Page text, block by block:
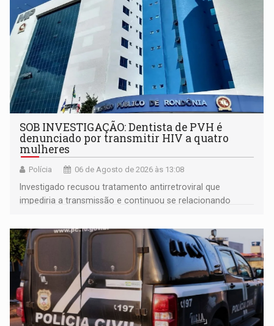
SOB INVESTIGAÇÃO: Dentista de PVH é
denunciado por transmitir HIV a quatro
mulheres
Polícia 06 de Agosto de 2026 às 13:08
Investigado recusou tratamento antirretroviral que
impediria a transmissão e continuou se relacionando